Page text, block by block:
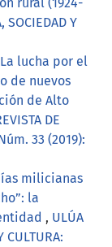
SOCIEDAD Y
La lucha por el
de nuevos
de Alto
DE
33 (2019):
milicianas
la
, ULÚA
CULTURA: